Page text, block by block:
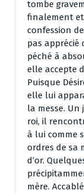
tombe
finalement
confession
pas apprécié
péché à
elle accepte
Puisque
elle lui
la messe. Un
roi, il
à lui comme
ordres de sa
d’or.
mère.